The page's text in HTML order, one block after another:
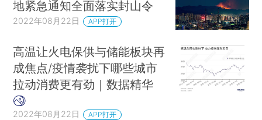
地紧急通知全面落实封山令
2022年08月22日 APP打开
高温让火电保供与储能板块再
成焦点/疫情袭扰下哪些城市
拉动消费更有劲｜数据精华
2022年08月22日 APP打开